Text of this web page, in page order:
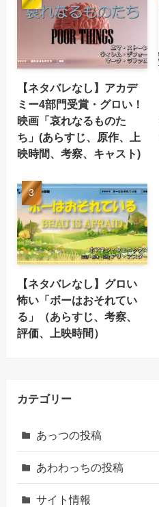
【ネタバレなし】アカデ
ミー4部門受賞・グロい！
映画「哀れなるものた
ち」(あらすじ、原作、上
映時間、考察、キャスト)
【ネタバレなし】グロい
怖い「ボーはおそれてい
る」（あらすじ、考察、
評価、上映時間）
カテゴリー
あっつの投稿
あわわっちの投稿
サイト情報